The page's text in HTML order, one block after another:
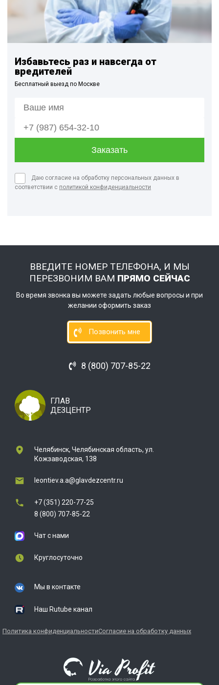
Избавьтесь раз и навсегда от
вредителей
Бесплатный выезд по Москве
Даю согласие на обработку персональных данных в
соответствии с политикой конфиденциальности
ВВЕДИТЕ НОМЕР ТЕЛЕФОНА, И МЫ
ПЕРЕЗВОНИМ ВАМ ПРЯМО СЕЙЧАС
Во время звонка вы можете задать любые вопросы и при
желании оформить заказ
Позвонить мне
8 (800) 707-85-22
ГЛАВ
ДЕЗЦЕНТР
Челябинск, Челябинская область, ул.
Кожзаводская, 138
leontiev.a.a@glavdezcentr.ru
+7 (351) 220-77-25
8 (800) 707-85-22
Чат с нами
Круглосуточно
Мы в контакте
Наш Rutube канал
Политика конфиденциальностиСогласие на обработку данных